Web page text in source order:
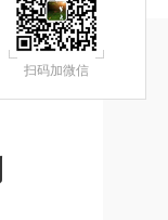
扫码加微信